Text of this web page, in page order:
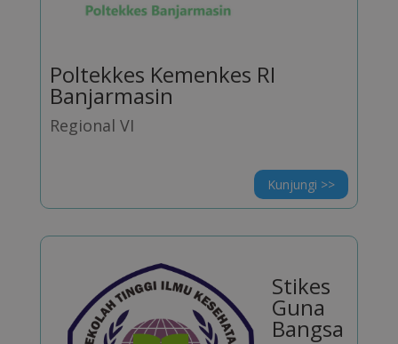
Poltekkes Kemenkes RI
Banjarmasin
Regional VI
Kunjungi >>
Stikes
Guna
Bangsa